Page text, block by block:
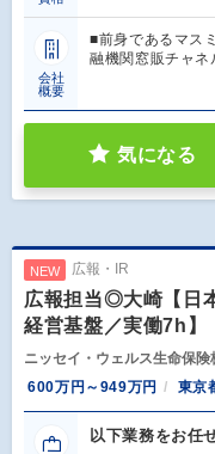
会社
概要
■前身であるマス
融機関窓販チャネ
気になる
NEW 広報・IR
広報担当◎大崎【日
経営基盤／実働7h】
ニッセイ・ウェルス生命保険
600万円～949万円
東京
以下業務をお任